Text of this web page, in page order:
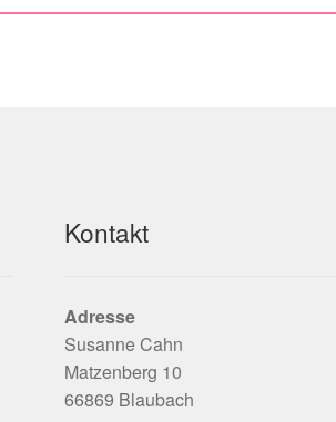
Kontakt
Adresse
Susanne Cahn
Matzenberg 10
66869 Blaubach